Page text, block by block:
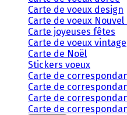
Carte de voeux design
Carte de voeux Nouvel
Carte joyeuses fêtes
Carte de voeux vintage
Carte de Noël
Stickers voeux
Carte de
Carte de
Carte de
Carte de